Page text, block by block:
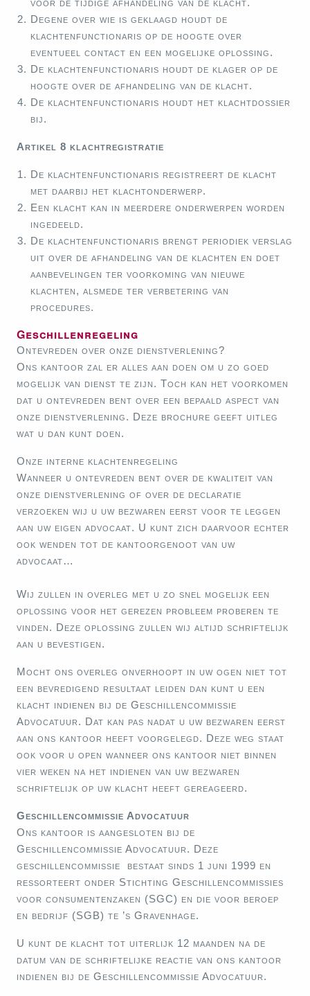
voor de tijdige afhandeling van de klacht.
Degene over wie is geklaagd houdt de
klachtenfunctionaris op de hoogte over
eventueel contact en een mogelijke oplossing.
De klachtenfunctionaris houdt de klager op de
hoogte over de afhandeling van de klacht.
De klachtenfunctionaris houdt het klachtdossier
bij.
Artikel 8 klachtregistratie
De klachtenfunctionaris registreert de klacht
met daarbij het klachtonderwerp.
Een klacht kan in meerdere onderwerpen worden
ingedeeld.
De klachtenfunctionaris brengt periodiek verslag
uit over de afhandeling van de klachten en doet
aanbevelingen ter voorkoming van nieuwe
klachten, alsmede ter verbetering van
procedures.
Geschillenregeling
Ontevreden over onze dienstverlening?
Ons kantoor zal er alles aan doen om u zo goed
mogelijk van dienst te zijn. Toch kan het voorkomen
dat u ontevreden bent over een bepaald aspect van
onze dienstverlening. Deze brochure geeft uitleg
wat u dan kunt doen.
Onze interne klachtenregeling
Wanneer u ontevreden bent over de kwaliteit van
onze dienstverlening of over de declaratie
verzoeken wij u uw bezwaren eerst voor te leggen
aan uw eigen advocaat. U kunt zich daarvoor echter
ook wenden tot de kantoorgenoot van uw
advocaat…
Wij zullen in overleg met u zo snel mogelijk een
oplossing voor het gerezen probleem proberen te
vinden. Deze oplossing zullen wij altijd schriftelijk
aan u bevestigen.
Mocht ons overleg onverhoopt in uw ogen niet tot
een bevredigend resultaat leiden dan kunt u een
klacht indienen bij de Geschillencommissie
Advocatuur. Dat kan pas nadat u uw bezwaren eerst
aan ons kantoor heeft voorgelegd. Deze weg staat
ook voor u open wanneer ons kantoor niet binnen
vier weken na het indienen van uw bezwaren
schriftelijk op uw klacht heeft gereageerd.
Geschillencommissie Advocatuur
Ons kantoor is aangesloten bij de
Geschillencommissie Advocatuur. Deze
geschillencommissie bestaat sinds 1 juni 1999 en
ressorteert onder Stichting Geschillencommissies
voor consumentenzaken (SGC) en die voor beroep
en bedrijf (SGB) te ’s Gravenhage.
U kunt de klacht tot uiterlijk 12 maanden na de
datum van de schriftelijke reactie van ons kantoor
indienen bij de Geschillencommissie Advocatuur.